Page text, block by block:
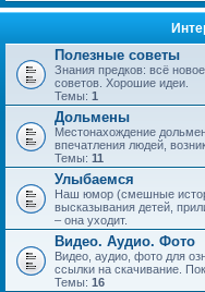
Полезные советы
Знания предков: всё
советов. Хорошие идеи.
Темы: 1
Дольмены
Местонахождение
впечатления людей,
Темы: 11
Улыбаемся
Наш юмор (смешные
высказывания детей,
– она уходит.
Видео. Аудио. Фото
Видео, аудио, фото для
ссылки на скачивание.
Темы: 16